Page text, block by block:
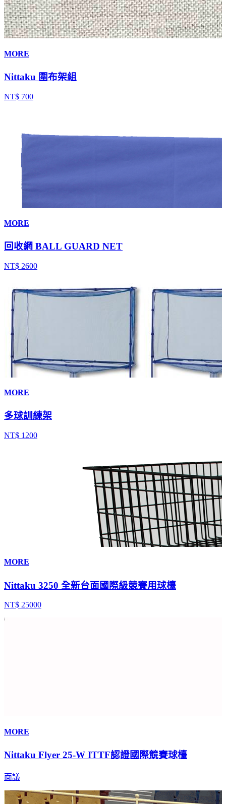
MORE
Nittaku 圍布架組
NT$ 700
MORE
回收網 BALL GUARD NET
NT$ 2600
MORE
多球訓練架
NT$ 1200
MORE
Nittaku 3250 全新台面國際級競賽用球檯
NT$ 25000
MORE
Nittaku Flyer 25-W ITTF認證國際競賽球檯
面議